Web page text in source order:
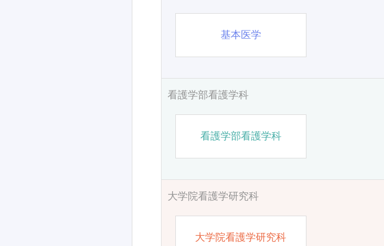
基本医学
看護学部看護学科
看護学部看護学科
大学院看護学研究科
大学院看護学研究科